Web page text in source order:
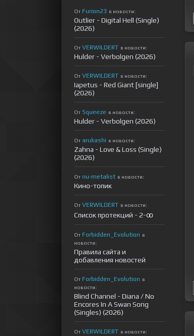
От Furion23 в новости:
Outlier - Digital Hell (Single)
(2026)
От VERWILDERT в новости:
Hulder - Verbolgen (2026)
От VERWILDERT в новости:
Iapetus - Red Giant [single]
(2026)
От Squeeze в новости:
Hulder - Verbolgen (2026)
От arukashi в новости:
Zahna - Love & Loss (Single)
(2026)
От nu-metalist в новости:
Кино-топик
От VERWILDERT в новости:
Список протекций - 2-ꝏ
От Forbidden_Evolution в
новости:
Правила сайта и
добавления новостей
От Forbidden_Evolution в
новости:
Blind Channel - Diana / No
Encores In A Swan Song
(Singles) (2026)
От VERWILDERT в новости: